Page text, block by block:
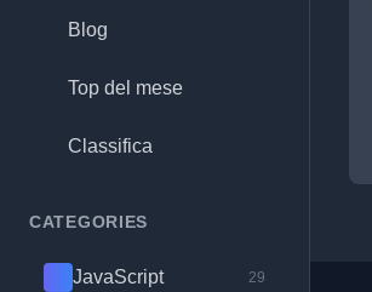
Blog
Top del mese
Classifica
CATEGORIES
JavaScript 29